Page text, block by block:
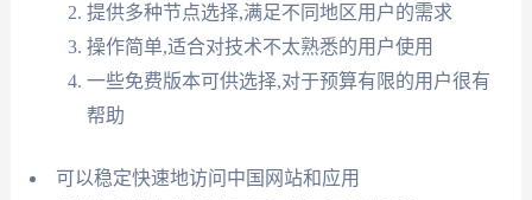
提供多种节点选择,满足不同地区用户的需求
操作简单,适合对技术不太熟悉的用户使用
一些免费版本可供选择,对于预算有限的用户很有
帮助
可以稳定快速地访问中国网站和应用